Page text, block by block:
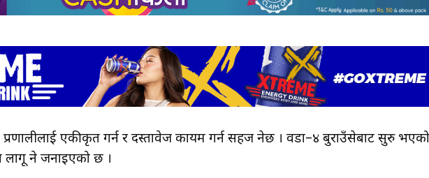
एकीकृत गर्न र दस्तावेज कायम गर्न सहज हुनेछ । वडा–४ बुराउँसेबाट सुरु भएको
लागू हुने जनाइएको छ ।